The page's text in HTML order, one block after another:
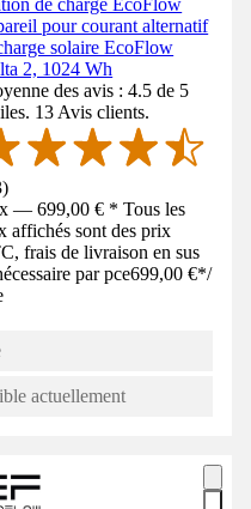
de charge EcoFlow
pour courant alternatif
solaire EcoFlow
2, 1024 Wh
des avis : 4.5 de 5
13 Avis clients.
)
— 699,00 € * Tous les
affichés sont des prix
frais de livraison en sus
par pce699,00 €*/
actuellement